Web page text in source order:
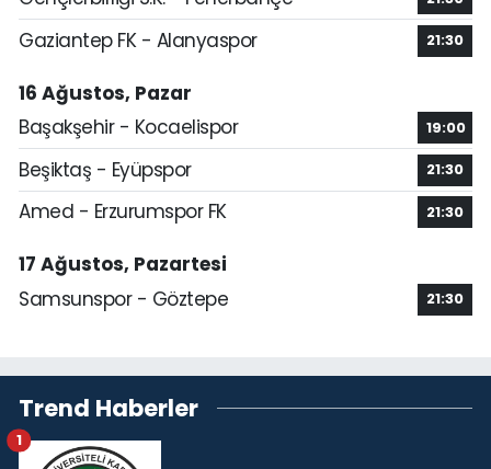
Gaziantep FK - Alanyaspor 21:30
16 Ağustos, Pazar
Başakşehir - Kocaelispor
19:00
Beşiktaş - Eyüpspor 21:30
Amed - Erzurumspor FK 21:30
17 Ağustos, Pazartesi
Samsunspor - Göztepe
21:30
Trend Haberler
1